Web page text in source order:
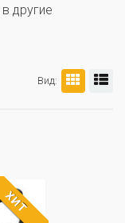
другие
Вид:
ХИТ